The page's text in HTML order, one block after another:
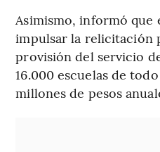
Asimismo, informó que
impulsar la relicitación
provisión del servicio
16.000 escuelas de
millones de pesos